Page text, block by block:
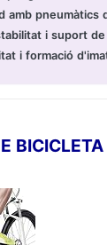
pneumàtics
i suport
i formació